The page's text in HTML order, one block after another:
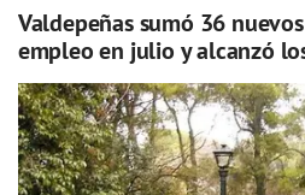
Valdepeñas sumó 36
empleo en julio y alcanzó